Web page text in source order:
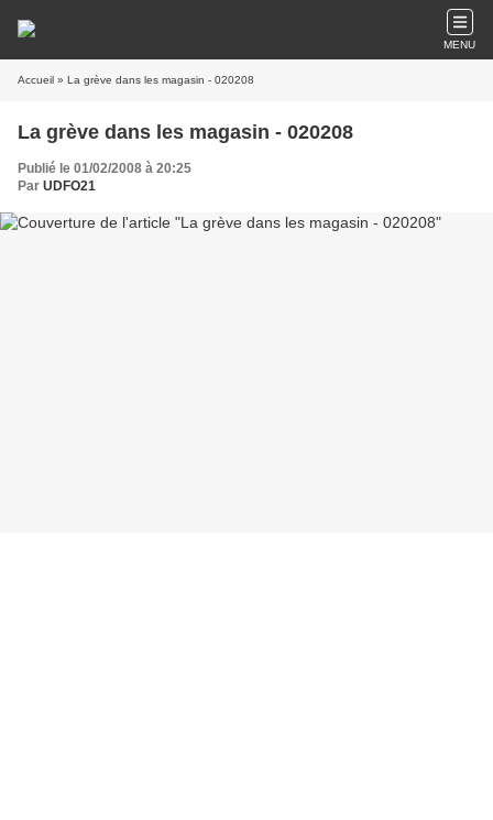
MENU
Accueil » La grève dans les magasin - 020208
La grève dans les magasin - 020208
Publié le 01/02/2008 à 20:25
Par UDFO21